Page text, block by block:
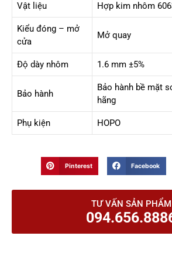
Vật liệu
Hợp kim nhôm
Kiểu đóng – mở
cửa
Mở quay
Độ dày nhôm 1.6 mm ±5%
Bảo hành
Bảo hành bề mặt
hãng
Phụ kiện HOPO
Pinterest Facebook
TƯ VẤN SẢN PHẨM